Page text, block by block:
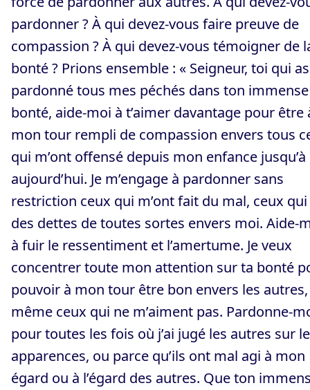
pardonner ? À qui devez-vous faire preuve de
compassion ? À qui devez-vous témoigner de
bonté ? Prions ensemble : « Seigneur, toi qui as
pardonné tous mes péchés dans ton immense
bonté, aide-moi à t’aimer davantage pour être
mon tour rempli de compassion envers tous
qui m’ont offensé depuis mon enfance jusqu’à
aujourd’hui. Je m’engage à pardonner sans
restriction ceux qui m’ont fait du mal, ceux
des dettes de toutes sortes envers moi. Aide-
à fuir le ressentiment et l’amertume. Je veux
concentrer toute mon attention sur ta bonté
pouvoir à mon tour être bon envers les autres,
même ceux qui ne m’aiment pas. Pardonne-
pour toutes les fois où j’ai jugé les autres sur
apparences, ou parce qu’ils ont mal agi à mon
égard ou à l’égard des autres. Que ton